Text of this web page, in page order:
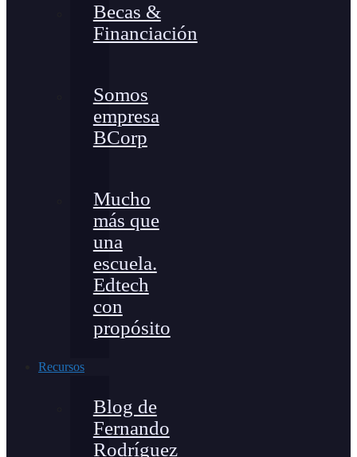
Becas &
Financiación
Somos
empresa
BCorp
Mucho
más que
una
escuela.
Edtech
con
propósito
Recursos
Blog de
Fernando
Rodríguez